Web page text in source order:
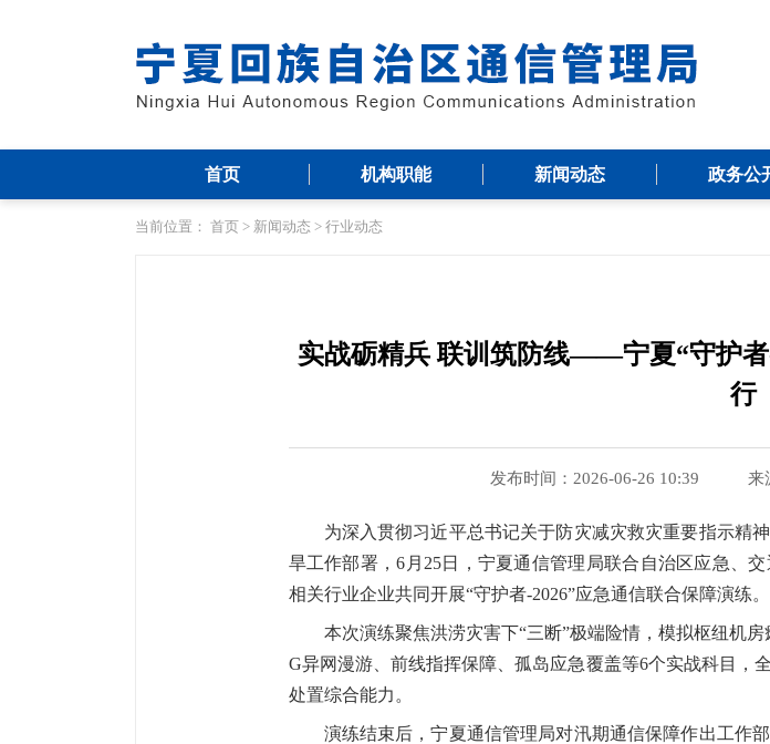
首页 机构职能 新闻动态 政务公
当前位置： 首页 > 新闻动态 > 行业动态
实战砺精兵 联训筑防线——宁夏“守护
行
发布时间：2026-06-26 10:39 来
为深入贯彻习近平总书记关于防灾减灾救灾重要指示精
旱工作部署，6月25日，宁夏通信管理局联合自治区应急、
相关行业企业共同开展“守护者-2026”应急通信联合保障演练。
本次演练聚焦洪涝灾害下“三断”极端险情，模拟枢纽机
G异网漫游、前线指挥保障、孤岛应急覆盖等6个实战科目，
处置综合能力。
演练结束后，宁夏通信管理局对汛期通信保障作出工作